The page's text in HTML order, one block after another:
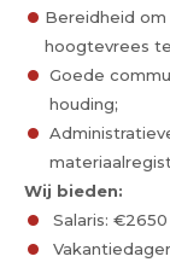
Bereidheid
hoogtevrees
Goede
houding;
Wij bieden:
Salaris: